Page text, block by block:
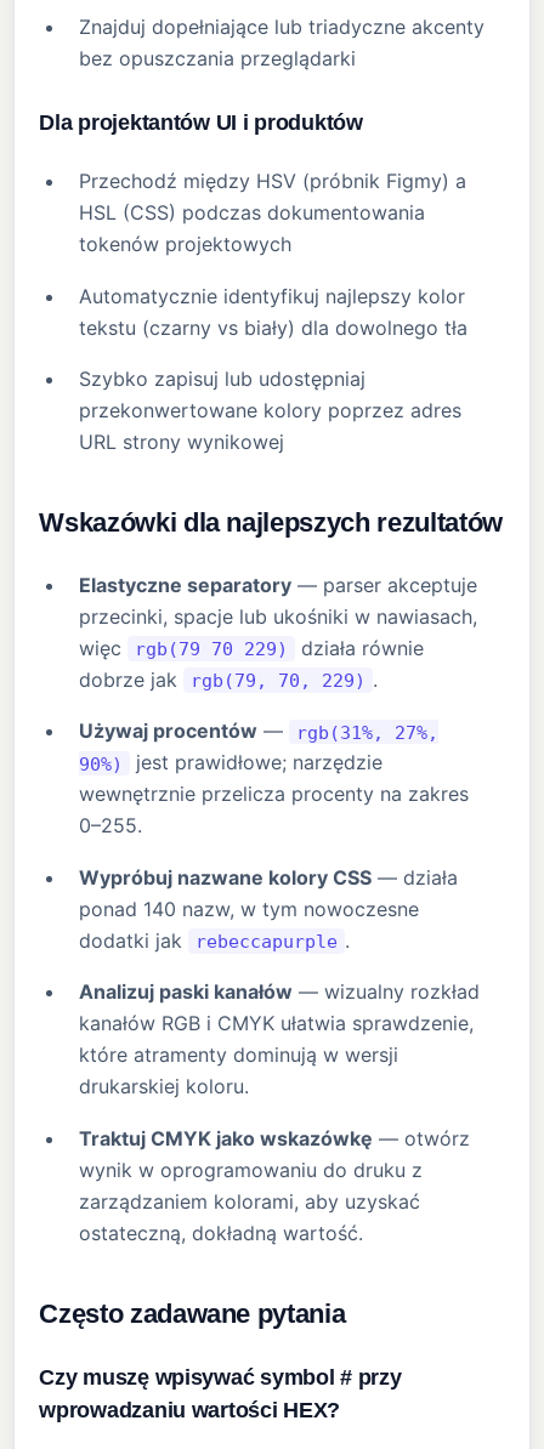
Znajduj dopełniające lub triadyczne akcenty
bez opuszczania przeglądarki
Dla projektantów UI i produktów
Przechodź między HSV (próbnik Figmy) a
HSL (CSS) podczas dokumentowania
tokenów projektowych
Automatycznie identyfikuj najlepszy kolor
tekstu (czarny vs biały) dla dowolnego tła
Szybko zapisuj lub udostępniaj
przekonwertowane kolory poprzez adres
URL strony wynikowej
Wskazówki dla najlepszych rezultatów
Elastyczne separatory— parser akceptuje
przecinki, spacje lub ukośniki w nawiasach,
więc
rgb(79 70 229)
działa równie
dobrze jak
rgb(79, 70, 229) .
Używaj procentów —
rgb(31%, 27%,
90%)
jest prawidłowe; narzędzie
wewnętrznie przelicza procenty na zakres
0–255.
Wypróbuj nazwane kolory CSS— działa
ponad 140 nazw, w tym nowoczesne
dodatki jak
rebeccapurple .
Analizuj paski kanałów — wizualny rozkład
kanałów RGB i CMYK ułatwia sprawdzenie,
które atramenty dominują w wersji
drukarskiej koloru.
Traktuj CMYK jako wskazówkę — otwórz
wynik w oprogramowaniu do druku z
zarządzaniem kolorami, aby uzyskać
ostateczną, dokładną wartość.
Często zadawane pytania
Czy muszę wpisywać symbol # przy
wprowadzaniu wartości HEX?